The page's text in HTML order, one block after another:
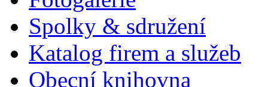
Spolky & sdružení
Katalog firem a služeb
Obecní knihovna